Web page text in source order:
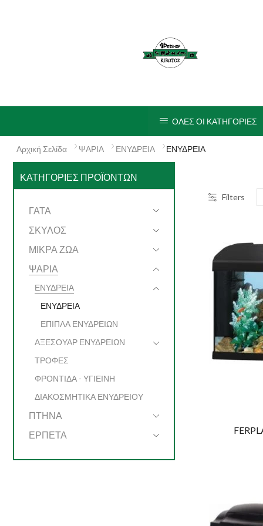
ΟΛΕΣ ΟΙ ΚΑΤΗΓΟΡΙΕΣ
Αρχική Σελίδα ΨΑΡΙΑ ΕΝΥΔΡΕΙΑ ΕΝΥΔΡΕΙΑ
Filters
ΚΑΤΗΓΟΡΊΕΣ ΠΡΟΪΌΝΤΩΝ
ΓΑΤΑ
ΣΚΥΛΟΣ
ΜΙΚΡΑ ΖΩΑ
ΨΑΡΙΑ
ΕΝΥΔΡΕΙΑ
ΕΝΥΔΡΕΙΑ
ΕΠΙΠΛΑ ΕΝΥΔΡΕΙΩΝ
ΑΞΕΣΟΥΑΡ ΕΝΥΔΡΕΙΩΝ
ΤΡΟΦΕΣ
ΦΡΟΝΤΙΔΑ - ΥΓΙΕΙΝΗ
ΔΙΑΚΟΣΜΗΤΙΚΑ ΕΝΥΔΡΕΙΟΥ
ΠΤΗΝΑ
ΕΡΠΕΤΑ